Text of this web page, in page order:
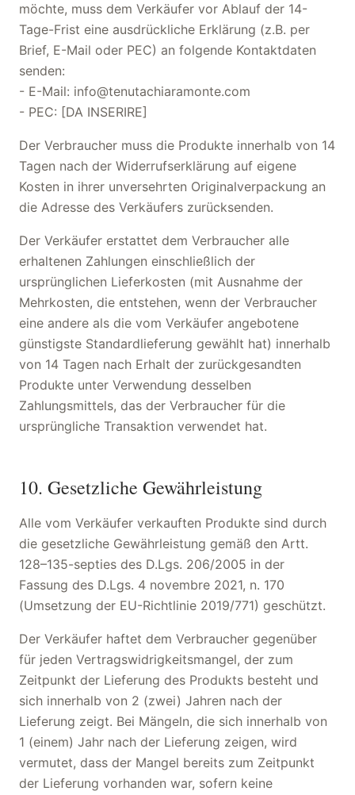
möchte, muss dem Verkäufer vor Ablauf der 14-
Tage-Frist eine ausdrückliche Erklärung (z.B. per
Brief, E-Mail oder PEC) an folgende Kontaktdaten
senden:
- E-Mail: info@tenutachiaramonte.com
- PEC: [DA INSERIRE]
Der Verbraucher muss die Produkte innerhalb von 14
Tagen nach der Widerrufserklärung auf eigene
Kosten in ihrer unversehrten Originalverpackung an
die Adresse des Verkäufers zurücksenden.
Der Verkäufer erstattet dem Verbraucher alle
erhaltenen Zahlungen einschließlich der
ursprünglichen Lieferkosten (mit Ausnahme der
Mehrkosten, die entstehen, wenn der Verbraucher
eine andere als die vom Verkäufer angebotene
günstigste Standardlieferung gewählt hat) innerhalb
von 14 Tagen nach Erhalt der zurückgesandten
Produkte unter Verwendung desselben
Zahlungsmittels, das der Verbraucher für die
ursprüngliche Transaktion verwendet hat.
10. Gesetzliche Gewährleistung
Alle vom Verkäufer verkauften Produkte sind durch
die gesetzliche Gewährleistung gemäß den Artt.
128–135-septies des D.Lgs. 206/2005 in der
Fassung des D.Lgs. 4 novembre 2021, n. 170
(Umsetzung der EU-Richtlinie 2019/771) geschützt.
Der Verkäufer haftet dem Verbraucher gegenüber
für jeden Vertragswidrigkeitsmangel, der zum
Zeitpunkt der Lieferung des Produkts besteht und
sich innerhalb von 2 (zwei) Jahren nach der
Lieferung zeigt. Bei Mängeln, die sich innerhalb von
1 (einem) Jahr nach der Lieferung zeigen, wird
vermutet, dass der Mangel bereits zum Zeitpunkt
der Lieferung vorhanden war, sofern keine